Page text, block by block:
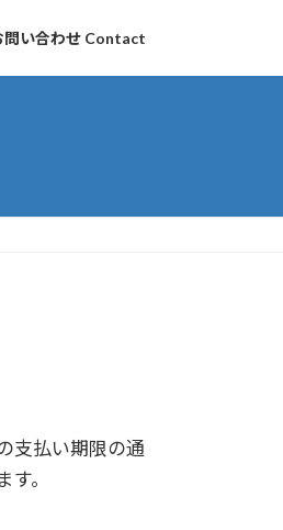
問い合わせ Contact
支払い期限の通
。